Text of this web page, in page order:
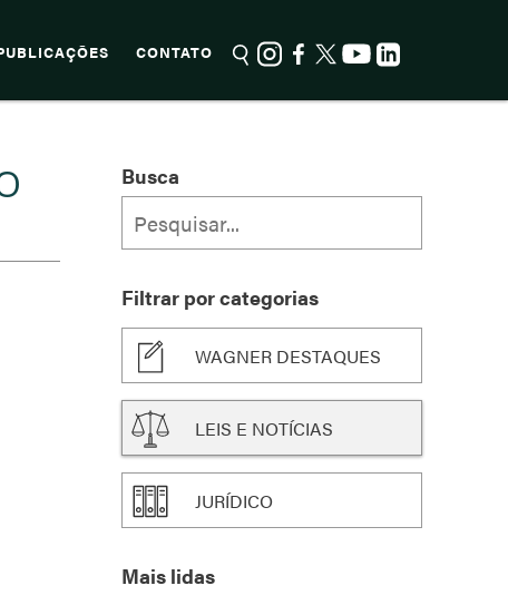
CONTATO
Busca
Filtrar por categorias
WAGNER DESTAQUES
LEIS E NOTÍCIAS
JURÍDICO
Mais lidas